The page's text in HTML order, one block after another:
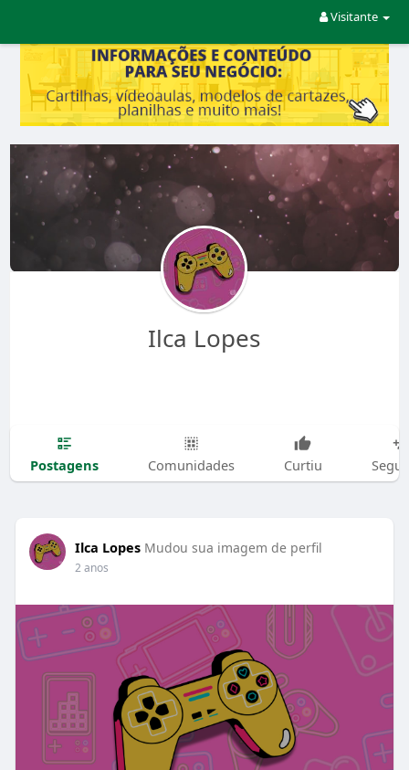
Visitante
Ilca Lopes
Postagens Comunidades Curtiu
Ilca Lopes Mudou sua imagem de perfil
2 anos